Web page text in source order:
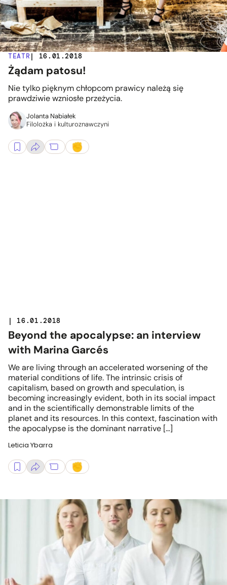
TEATR | 16.01.2018
Żądam patosu!
Nie tylko pięknym chłopcom prawicy należą się
prawdziwie wzniosłe przeżycia.
Jolanta Nabiałek
Filolożka i kulturoznawczyni
| 16.01.2018
Beyond the apocalypse: an interview
with Marina Garcés
We are living through an accelerated worsening of the
material conditions of life. The intrinsic crisis of
capitalism, based on growth and speculation, is
becoming increasingly evident, both in its social impact
and in the scientifically demonstrable limits of the
planet and its resources. In this context, fascination with
the apocalypse is the dominant narrative […]
Leticia Ybarra